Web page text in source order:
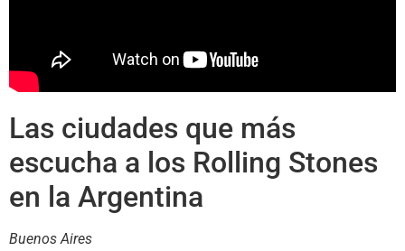
Las ciudades que más
escucha a los Rolling Stones
en la Argentina
Buenos Aires